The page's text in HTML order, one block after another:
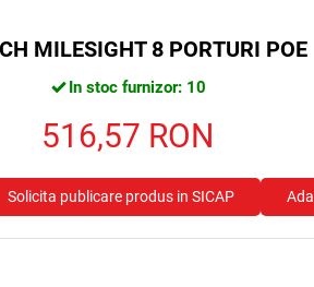
MILESIGHT 8 PORTURI POE
In stoc furnizor: 10
516,57 RON
Solicita publicare produs in SICAP